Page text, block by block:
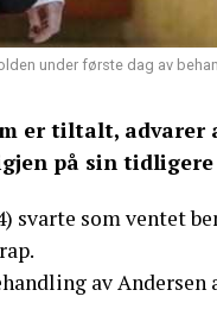
under første dag av
er tiltalt, advarer
på sin
svarte som ventet
av Andersen